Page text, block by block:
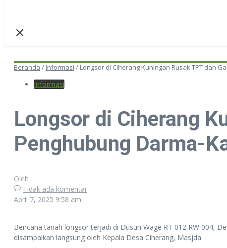
Beranda / Informasi / Longsor di Ciherang Kuningan Rusak TPT dan
Informasi
Longsor di Ciherang
Penghubung Darma-
Oleh
Tidak ada komentar
April 7, 2025 9:58 am
Bencana tanah longsor terjadi di Dusun Wage RT 012 RW 004,
disampaikan langsung oleh Kepala Desa Ciherang, Masjda.